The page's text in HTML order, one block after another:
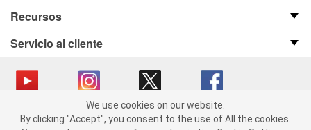
We use cookies on our website. By clicking "Accept", you consent
to the use of All the cookies.
Recursos
Servicio al cliente
Copyright © 2008-2026 O’Reilly Auto Parts v OST_3.2.0.0.729 (3) cv1361
We use cookies on our website.
By clicking "Accept", you consent to the use of All the cookies.